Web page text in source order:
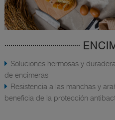
Soluciones hermosas y
de encimeras
Resistencia a las manchas y
beneficia de la protección